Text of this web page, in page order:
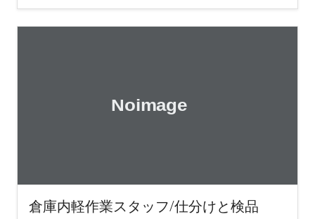
倉庫内軽作業スタッフ/仕分けと検品